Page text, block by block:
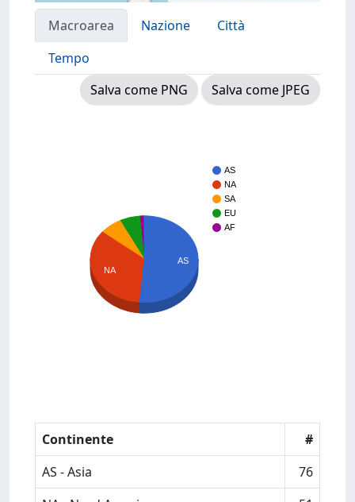
Macroarea Nazione
Città
Tempo
Salva come PNG
Salva come JPEG
AS
NA
SA
EU
AF
NA
AS
Continente
#
AS - Asia
76